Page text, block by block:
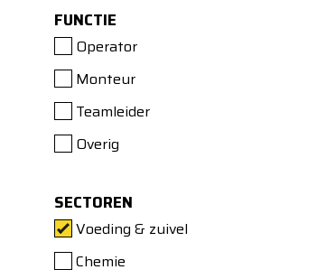
FUNCTIE
Operator
Monteur
Teamleider
Overig
SECTOREN
Voeding & zuivel
Chemie